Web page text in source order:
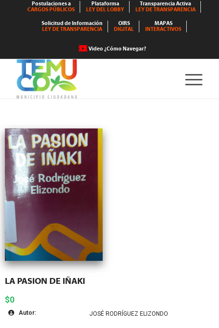
Postulaciones a
CARGOS PÚBLICOS
Plataforma
LEY DEL LOBBY
Transparencia Activa
LEY DE TRANSPARENCIA
Solicitud de Información
LEY DE TRANSPARENCIA
OIRS
DIGITAL
MAPAS
INTERACTIVOS
Video ¿Cómo Navegar?
LA PASION DE IÑAKI
$0
Autor: JOSÉ RODRÍGUEZ ELIZONDO